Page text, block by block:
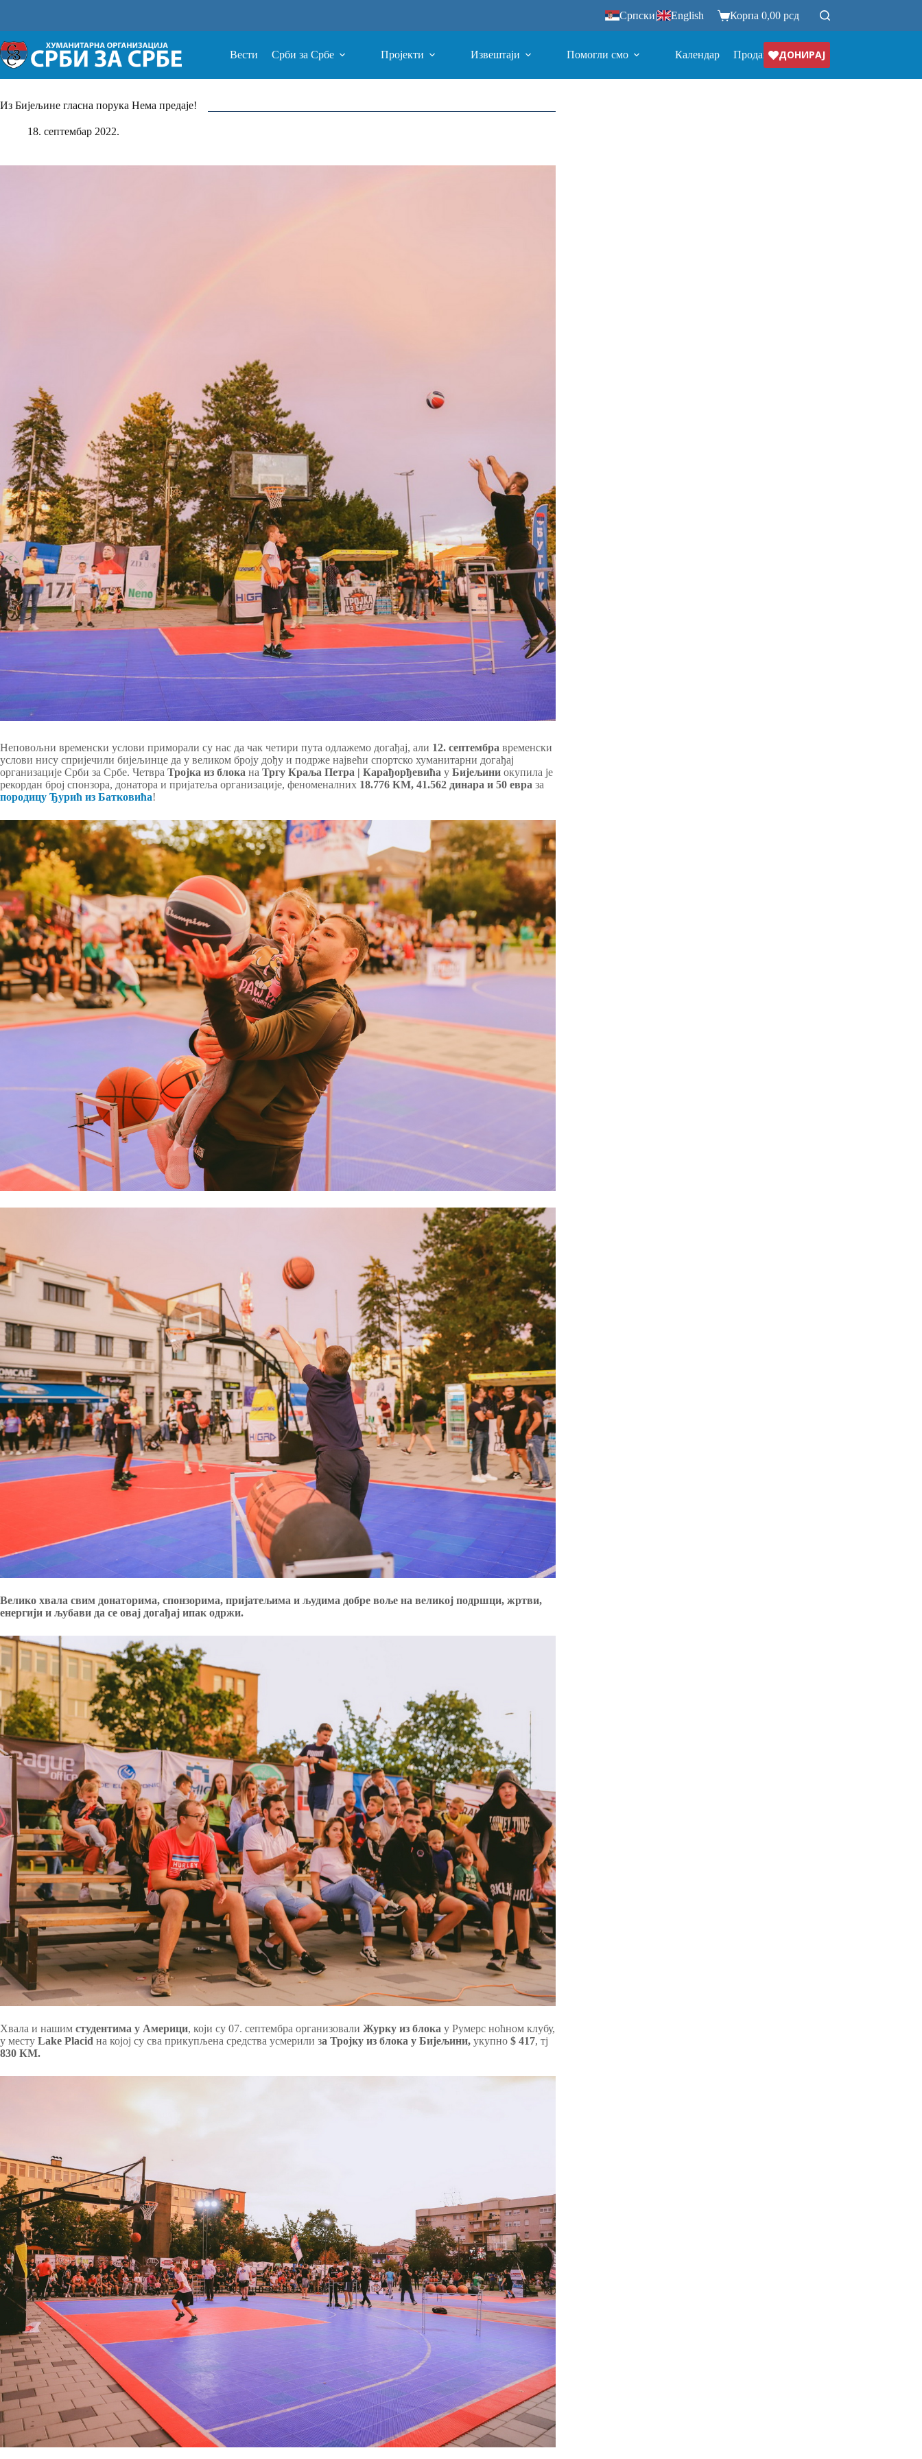
Српски| English Корпа 0,00 рсд
Вести Срби за Србе Пројекти Извештаји Помогли смо Календар ПродавницаДОНИРАЈ
Из Бијељине гласна порука Нема предаје!
18. септембар 2022.
Неповољни временски услови приморали су нас да чак четири пута одлажемо догађај, али 12. септембра временски
услови нису спријечили бијељинце да у великом броју дођу и подрже највећи спортско хуманитарни догађај
организације Срби за Србе. Четвра Тројка из блока на Тргу Краља Петра | Карађорђевића у Бијељини окупила је
рекордан број спонзора, донатора и пријатеља организације, феноменалних 18.776 КМ, 41.562 динара и 50 евра за
породицу Ђурић из Батковића!
Велико хвала свим донаторима, спонзорима, пријатељима и људима добре воље на великој подршци, жртви,
енергији и љубави да се овај догађај ипак одржи.
Хвала и нашим студентима у Америци, који су 07. септембра организовали Журку из блока у Румерс ноћном клубу,
у месту Lake Placid на којој су сва прикупљена средства усмерили за Тројку из блока у Бијељини, укупно $ 417, тј
830 КМ.